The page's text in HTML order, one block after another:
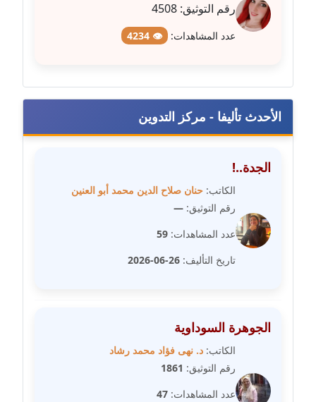
مدونة شيماء عبد المقصود
مدونة شيماء عمارة
عاملة
مدونة شيماء مكى
عاملة
عاملة
مدونة صفية الجيار
مدونة طارق المسيري
عاملة
رقم التوثيق: 4508
عدد المشاهدات: 👁 4234
الأحدث تأليفا - مركز التدوين
الجدة..!
الكاتب: حنان صلاح الدين محمد أبو العنين
رقم التوثيق: —
عدد المشاهدات: 59
تاريخ التأليف: 26-06-2026
الجوهرة السوداوية
الكاتب: د. نهى فؤاد محمد رشاد
رقم التوثيق: 1861
عدد المشاهدات: 47